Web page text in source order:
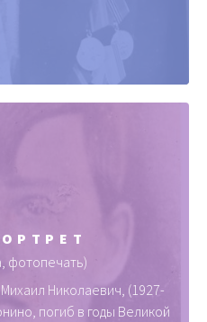
фотопечать)
Николаевич, (1927-
погиб в годы Великой